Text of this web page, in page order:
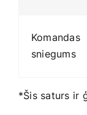
Komandas
sniegums
*Šis ​saturs ir